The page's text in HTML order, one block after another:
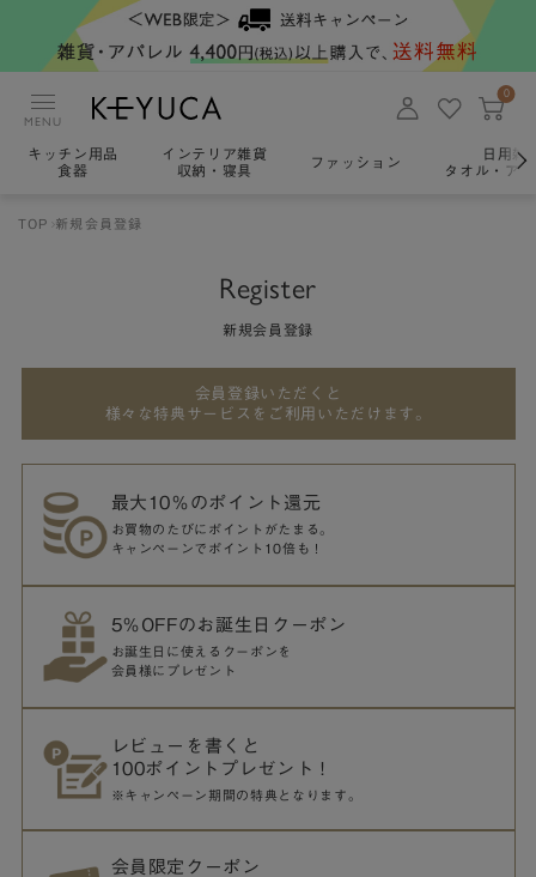
MENU
0
キッチン用品
食器
インテリア雑貨
収納・寝具
ファッション
日用雑
タオル・ア
TOP 新規会員登録
Register
新規会員登録
会員登録いただくと
様々な特典サービスをご利用いただけます。
最大10％のポイント還元
お買物のたびにポイントがたまる。
キャンペーンでポイント10倍も！
5％OFFのお誕生日クーポン
お誕生日に使えるクーポンを
会員様にプレゼント
レビューを書くと
100ポイントプレゼント！
※キャンペーン期間の特典となります。
会員限定クーポン